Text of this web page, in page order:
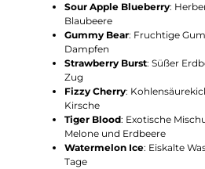
Sour Apple Blueberry:
Blaubeere
Gummy Bear: Fruchtige
Dampfen
Strawberry Burst: Süßer
Zug
Fizzy Cherry:
Kirsche
Tiger Blood: Exotische
Melone und Erdbeere
Watermelon Ice: Eiskalte
Tage